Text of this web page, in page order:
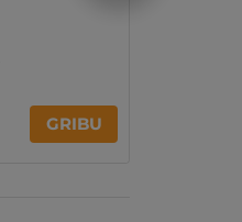
GRIBU